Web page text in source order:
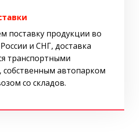
поставку продукции во
и СНГ, доставка
транспортными
автопарком
со складов.